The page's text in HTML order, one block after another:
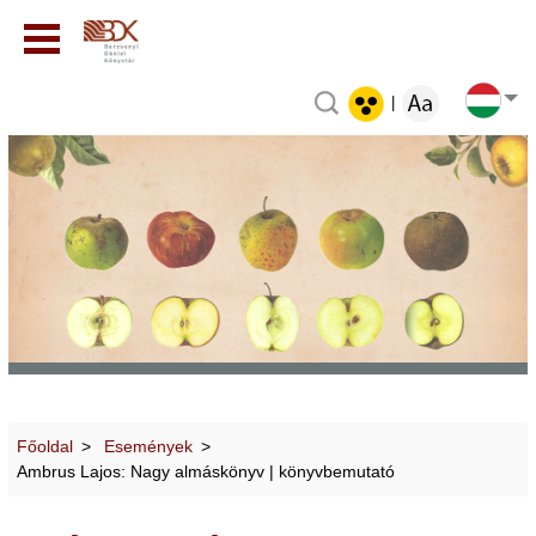
Főoldal
Események
Ambrus Lajos: Nagy almáskönyv | könyvbemutató